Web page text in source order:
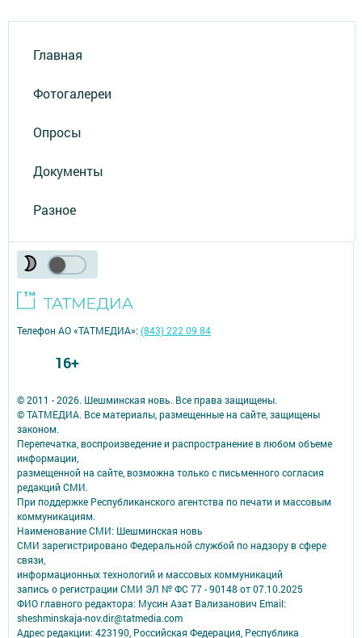
Главная
Фотогалереи
Опросы
Документы
Разное
© 2011 - 2026. Шешминская новь. Все права защищены.
© ТАТМЕДИА. Все материалы, размещенные на сайте, защищены
законом.
Перепечатка, воспроизведение и распространение в любом объеме
информации,
размещенной на сайте, возможна только с письменного согласия
редакций СМИ.
При поддержке Республиканского агентства по печати и массовым
коммуникациям.
Наименование СМИ: Шешминская новь
СМИ зарегистрировано Федеральной службой по надзору в сфере
связи,
информационных технологий и массовых коммуникаций
запись о регистрации СМИ ЭЛ № ФС 77 - 90148 от 07.10.2025
ФИО главного редактора: Мусин Азат Вализанович Email:
sheshminskaja-nov.dir@tatmedia.com
Адрес редакции: 423190, Российская Федерация, Республика
Телефон АО «ТАТМЕДИА»:(843) 222 09 84
16+